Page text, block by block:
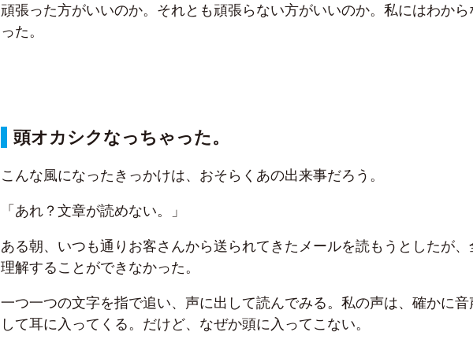
頑張った方がいいのか。それとも頑張らない方がいいのか。私にはわから
った。
頭オカシクなっちゃった。
こんな風になったきっかけは、おそらくあの出来事だろう。
「あれ？文章が読めない。」
ある朝、いつも通りお客さんから送られてきたメールを読もうとしたが、
理解することができなかった。
一つ一つの文字を指で追い、声に出して読んでみる。私の声は、確かに音
して耳に入ってくる。だけど、なぜか頭に入ってこない。